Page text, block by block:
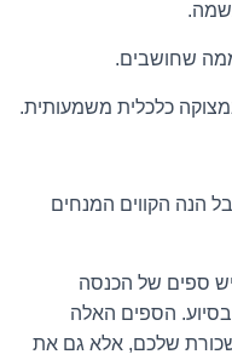
ממה שחושבים.
כלכלית משמעותית.
הנה הקווים המנחים
יש ספים של הכנסה
הספים האלה
שלכם, אלא גם את